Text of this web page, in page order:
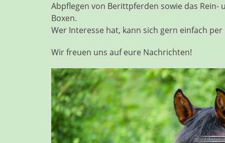
Abpflegen von Berittpferden sowie das Rein-
Boxen.
Wer Interesse hat, kann sich gern einfach
Wir freuen uns auf eure Nachrichten!